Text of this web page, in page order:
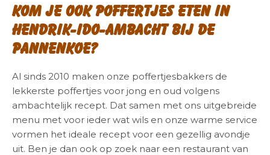
Kom je ook poffertjes eten in
Hendrik-Ido-Ambacht bij de
Pannenkoe?
Al sinds 2010 maken onze poffertjesbakkers de
lekkerste poffertjes voor jong en oud volgens
ambachtelijk recept. Dat samen met ons uitgebreide
menu met voor ieder wat wils en onze warme service
vormen het ideale recept voor een gezellig avondje
uit. Ben je dan ook op zoek naar een restaurant van